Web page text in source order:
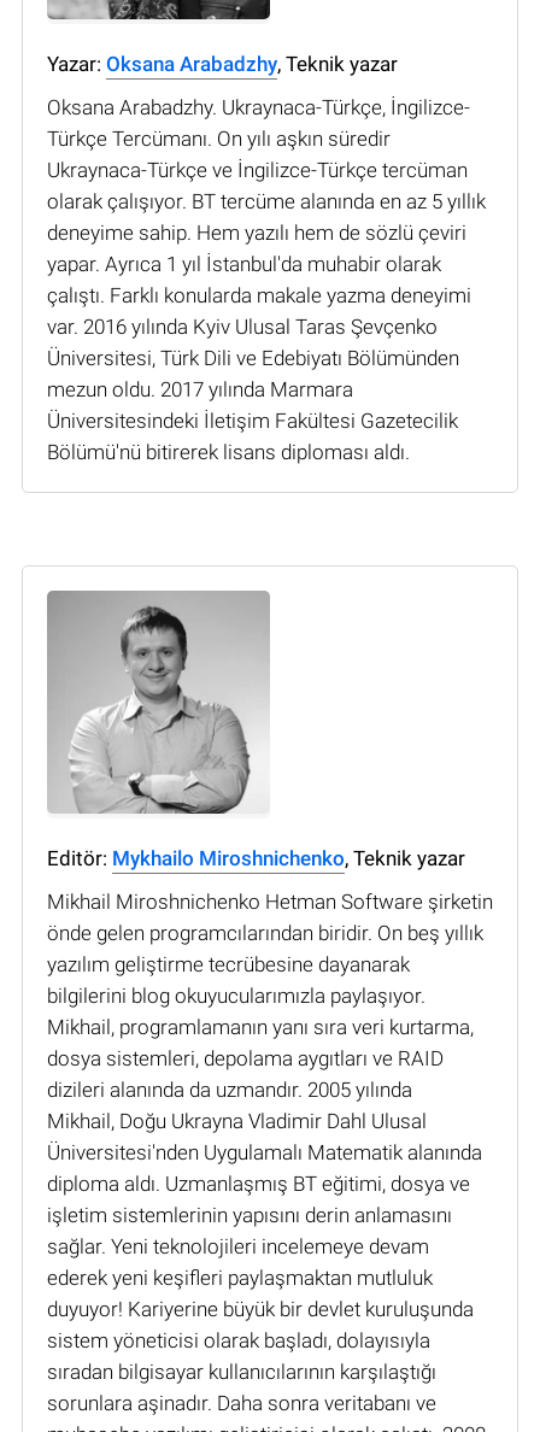
Yazar: Oksana Arabadzhy, Teknik yazar
Oksana Arabadzhy. Ukraynaca-Türkçe, İngilizce-
Türkçe Tercümanı. On yılı aşkın süredir
Ukraynaca-Türkçe ve İngilizce-Türkçe tercüman
olarak çalışıyor. BT tercüme alanında en az 5 yıllık
deneyime sahip. Hem yazılı hem de sözlü çeviri
yapar. Ayrıca 1 yıl İstanbul'da muhabir olarak
çalıştı. Farklı konularda makale yazma deneyimi
var. 2016 yılında Kyiv Ulusal Taras Şevçenko
Üniversitesi, Türk Dili ve Edebiyatı Bölümünden
mezun oldu. 2017 yılında Marmara
Üniversitesindeki İletişim Fakültesi Gazetecilik
Bölümü'nü bitirerek lisans diploması aldı.
Editör: Mykhailo Miroshnichenko, Teknik yazar
Mikhail Miroshnichenko Hetman Software şirketin
önde gelen programcılarından biridir. On beş yıllık
yazılım geliştirme tecrübesine dayanarak
bilgilerini blog okuyucularımızla paylaşıyor.
Mikhail, programlamanın yanı sıra veri kurtarma,
dosya sistemleri, depolama aygıtları ve RAID
dizileri alanında da uzmandır. 2005 yılında
Mikhail, Doğu Ukrayna Vladimir Dahl Ulusal
Üniversitesi'nden Uygulamalı Matematik alanında
diploma aldı. Uzmanlaşmış BT eğitimi, dosya ve
işletim sistemlerinin yapısını derin anlamasını
sağlar. Yeni teknolojileri incelemeye devam
ederek yeni keşifleri paylaşmaktan mutluluk
duyuyor! Kariyerine büyük bir devlet kuruluşunda
sistem yöneticisi olarak başladı, dolayısıyla
sıradan bilgisayar kullanıcılarının karşılaştığı
sorunlara aşinadır. Daha sonra veritabanı ve